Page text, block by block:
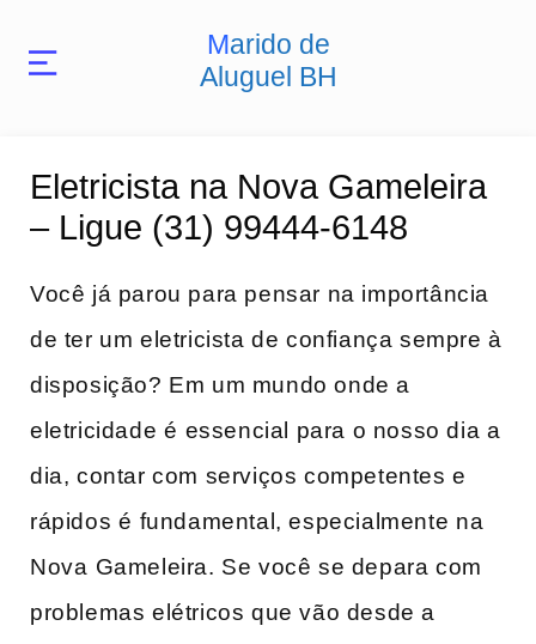
Marido de
Aluguel BH
Eletricista na Nova Gameleira
– Ligue (31) 99444-6148
Você já parou para pensar na importância
de ‍ter ​um eletricista de confiança sempre à
disposição? Em um mundo onde a⁤
eletricidade⁤ é essencial para o nosso ​dia a
dia, contar com serviços competentes e
rápidos é⁢ fundamental, especialmente⁢ na
Nova⁢ Gameleira. Se você se depara com
problemas elétricos que vão desde a